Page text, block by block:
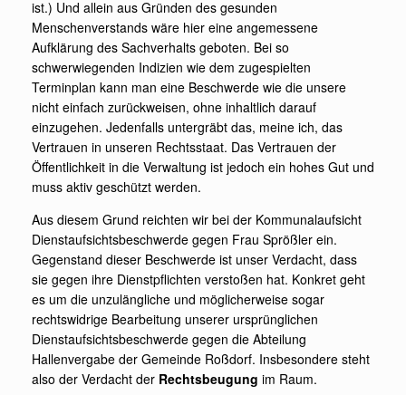
ist.) Und allein aus Gründen des gesunden
Menschenverstands wäre hier eine angemessene
Aufklärung des Sachverhalts geboten. Bei so
schwerwiegenden Indizien wie dem zugespielten
Terminplan kann man eine Beschwerde wie die unsere
nicht einfach zurückweisen, ohne inhaltlich darauf
einzugehen. Jedenfalls untergräbt das, meine ich, das
Vertrauen in unseren Rechtsstaat. Das Vertrauen der
Öffentlichkeit in die Verwaltung ist jedoch ein hohes Gut und
muss aktiv geschützt werden.
Aus diesem Grund reichten wir bei der Kommunalaufsicht
Dienstaufsichtsbeschwerde gegen Frau Sprößler ein.
Gegenstand dieser Beschwerde ist unser Verdacht, dass
sie gegen ihre Dienstpflichten verstoßen hat. Konkret geht
es um die unzulängliche und möglicherweise sogar
rechtswidrige Bearbeitung unserer ursprünglichen
Dienstaufsichtsbeschwerde gegen die Abteilung
Hallenvergabe der Gemeinde Roßdorf. Insbesondere steht
also der Verdacht der Rechtsbeugung im Raum.